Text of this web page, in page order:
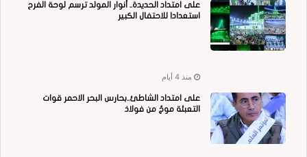
على امتداد الحديدة.. أنوار المولد ترسم لوحة الفرح
استعدادا للاحتفال الكبير
منذ 4 أيام
على امتداد الشاطئ..بحارس البحر الاحمر قوات
التعبئة موجٌ من فولاذ